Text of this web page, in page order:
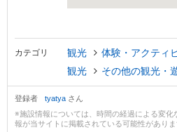
カテゴリ 観光
体験・アクティ
観光
その他の観光・
登録者 tyatya さん
※施設情報については、時間の経過による変
報が当サイトに掲載されている可能性がありま